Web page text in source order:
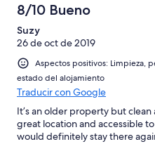
8/10 Bueno
Suzy
26 de oct de 2019
Aspectos positivos: Limpieza,
estado del alojamiento
Traducir con Google
It’s an older property but
great location and accessible
would definitely stay there